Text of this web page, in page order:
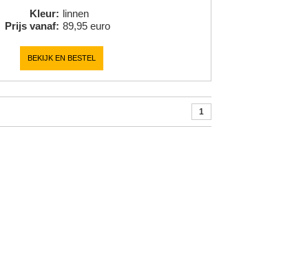
Kleur: linnen
Prijs vanaf: 89,95 euro
BEKIJK EN BESTEL
1